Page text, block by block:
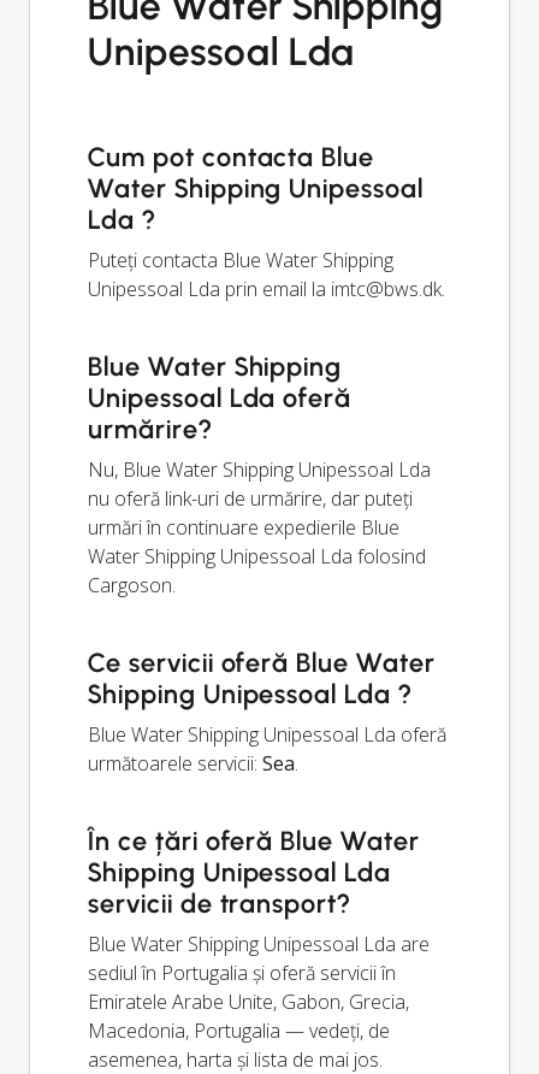
Unipessoal Lda
Cum pot contacta Blue
Water Shipping Unipessoal
Lda ?
Puteți contacta Blue Water Shipping
Unipessoal Lda prin email la imtc@bws.dk.
Blue Water Shipping
Unipessoal Lda oferă
urmărire?
Nu, Blue Water Shipping Unipessoal Lda
nu oferă link-uri de urmărire, dar puteți
urmări în continuare expedierile Blue
Water Shipping Unipessoal Lda folosind
Cargoson.
Ce servicii oferă Blue Water
Shipping Unipessoal Lda ?
Blue Water Shipping Unipessoal Lda oferă
următoarele servicii: Sea.
În ce țări oferă Blue Water
Shipping Unipessoal Lda
servicii de transport?
Blue Water Shipping Unipessoal Lda are
sediul în Portugalia și oferă servicii în
Emiratele Arabe Unite, Gabon, Grecia,
Macedonia, Portugalia — vedeți, de
asemenea, harta și lista de mai jos.